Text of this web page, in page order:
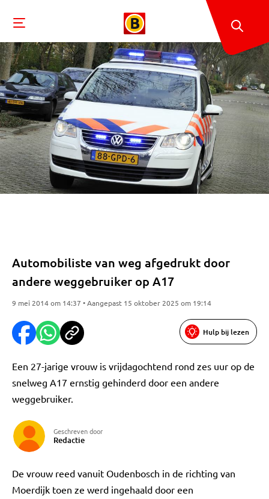
Automobiliste van weg afgedrukt door
andere weggebruiker op A17
9 mei 2014 om 14:37 • Aangepast 15 oktober 2025 om 19:14
Hulp bij lezen
Een 27-jarige vrouw is vrijdagochtend rond zes uur op de
snelweg A17 ernstig gehinderd door een andere
weggebruiker.
Geschreven door
Redactie
De vrouw reed vanuit Oudenbosch in de richting van
Moerdijk toen ze werd ingehaald door een